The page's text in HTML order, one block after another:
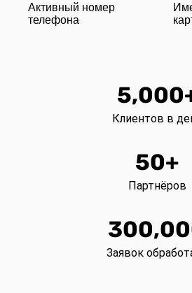
Активный номер
телефона
Клиентов в
50+
Партнёров
Заявок